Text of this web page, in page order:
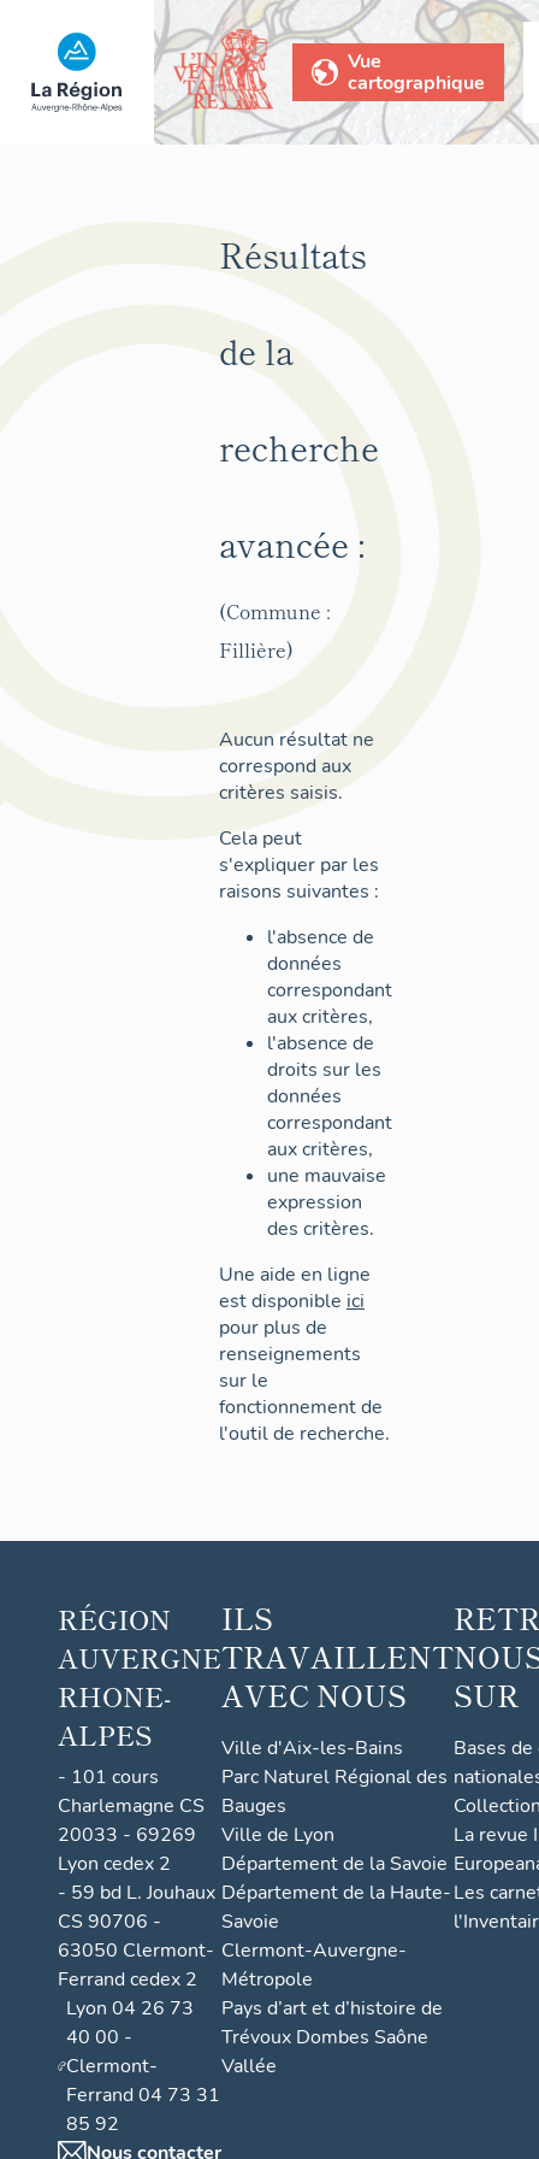
Vue
cartographique
Résultats
de la
recherche
avancée :
(Commune :
Fillière)
Aucun résultat ne
correspond aux
critères saisis.
Cela peut
s'expliquer par les
raisons suivantes :
l'absence de
données
correspondant
aux critères,
l'absence de
droits sur les
données
correspondant
aux critères,
une mauvaise
expression
des critères.
Une aide en ligne
est disponible ici
pour plus de
renseignements
sur le
fonctionnement de
l'outil de recherche.
RÉGION
AUVERGNE
RHONE-
ALPES
- 101 cours
Charlemagne CS
20033 - 69269
Lyon cedex 2
- 59 bd L. Jouhaux
CS 90706 -
63050 Clermont-
Ferrand cedex 2
Lyon 04 26 73
40 00 -
Clermont-
Ferrand 04 73 31
85 92
Nous contacter
ILS
TRAVAILLENT
AVEC NOUS
Ville d'Aix-les-Bains
Parc Naturel Régional des
Bauges
Ville de Lyon
Département de la Savoie
Département de la Haute-
Savoie
Clermont-Auvergne-
Métropole
Pays d’art et d’histoire de
Trévoux Dombes Saône
Vallée
SUR
Bases
La revue
Les